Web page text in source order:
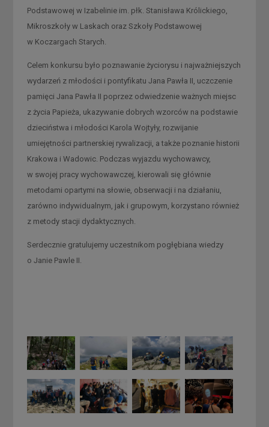
Podstawowej w Izabelinie im. płk. Stanisława Królickiego,
Mikroszkoły w Laskach oraz Szkoły Podstawowej
w Koczargach Starych.
Celem konkursu było poznawanie życiorysu i najważniejszych
wydarzeń z młodości i pontyfikatu Jana Pawła II, uczczenie
pamięci Jana Pawła II poprzez odwiedzenie ważnych miejsc
z życia Papieża, ukazywanie dobrych wzorców na podstawie
dzieciństwa i młodości Karola Wojtyły, rozwijanie
umiejętności partnerskiej rywalizacji, a także poznanie historii
Krakowa i Wadowic. Podczas wyjazdu wychowawcy,
w swojej pracy wychowawczej, kierowali się głównie
metodami opartymi na słowie, obserwacji i na działaniu,
zarówno indywidualnym, jak i grupowym, korzystano również
z metody stacji dydaktycznych.
Serdecznie gratulujemy uczestnikom pogłębiana wiedzy
o Janie Pawle II.